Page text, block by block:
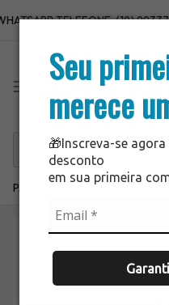
Seu
merece
🎁Inscreva-se agora
desconto
em sua primeira
(19) 99337-
PARA USAR JÁ